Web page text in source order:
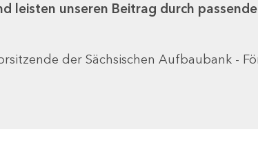
leisten unseren Beitrag durch passende
der Sächsischen Aufbaubank -